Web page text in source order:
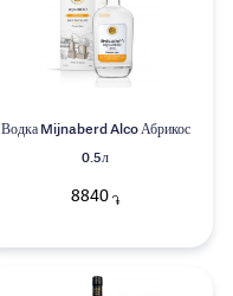
Водка Mijnaberd Alco Абрикос
0.5л
8840 ֏